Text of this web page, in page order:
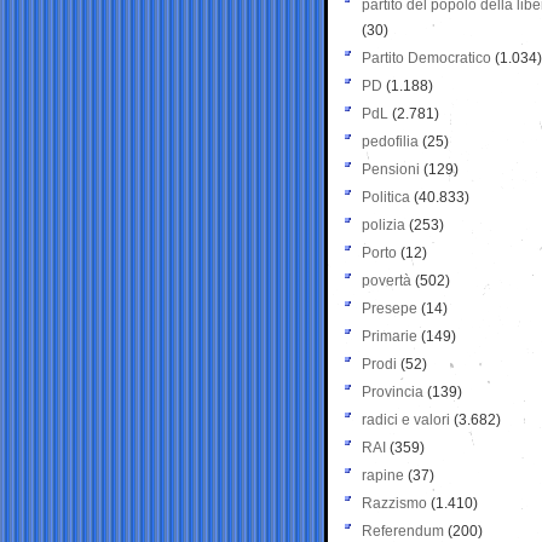
partito del popolo della
(30)
Partito Democratico (1.034)
PD (1.188)
PdL (2.781)
pedofilia (25)
Pensioni (129)
Politica (40.833)
polizia (253)
Porto (12)
povertà (502)
Presepe (14)
Primarie (149)
Prodi (52)
Provincia (139)
radici e valori (3.682)
RAI (359)
rapine (37)
Razzismo (1.410)
Referendum (200)